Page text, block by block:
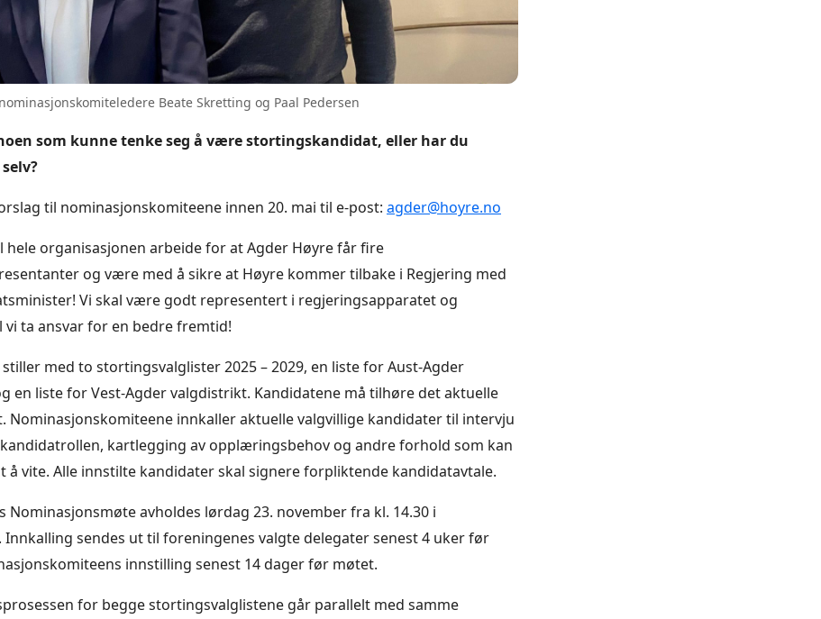
Beate Skretting og Paal Pedersen
som kunne tenke seg å være stortingskandidat, eller har du
til nominasjonskomiteene innen 20. mai til e-post: agder@hoyre.no
hele organisasjonen arbeide for at Agder Høyre får fire
og være med å sikre at Høyre kommer tilbake i Regjering med
Vi skal være godt representert i regjeringsapparatet og
vi ta ansvar for en bedre fremtid!
med to stortingsvalglister 2025 – 2029, en liste for Aust-Agder
en liste for Vest-Agder valgdistrikt. Kandidatene må tilhøre det aktuelle
Nominasjonskomiteene innkaller aktuelle valgvillige kandidater til intervju
kartlegging av opplæringsbehov og andre forhold som kan
å vite. Alle innstilte kandidater skal signere forpliktende kandidatavtale.
Nominasjonsmøte avholdes lørdag 23. november fra kl. 14.30 i
Innkalling sendes ut til foreningenes valgte delegater senest 4 uker før
innstilling senest 14 dager før møtet.
for begge stortingsvalglistene går parallelt med samme